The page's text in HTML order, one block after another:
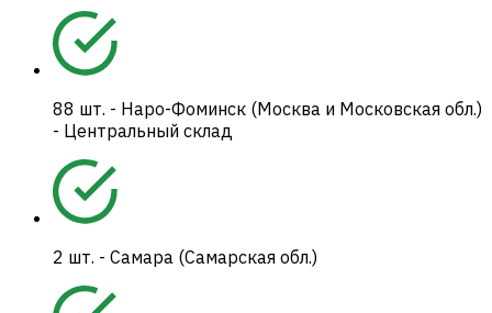
88 шт. - Наро-Фоминск (Москва и Московская обл.)
- Центральный склад
2 шт. - Самара (Самарская обл.)